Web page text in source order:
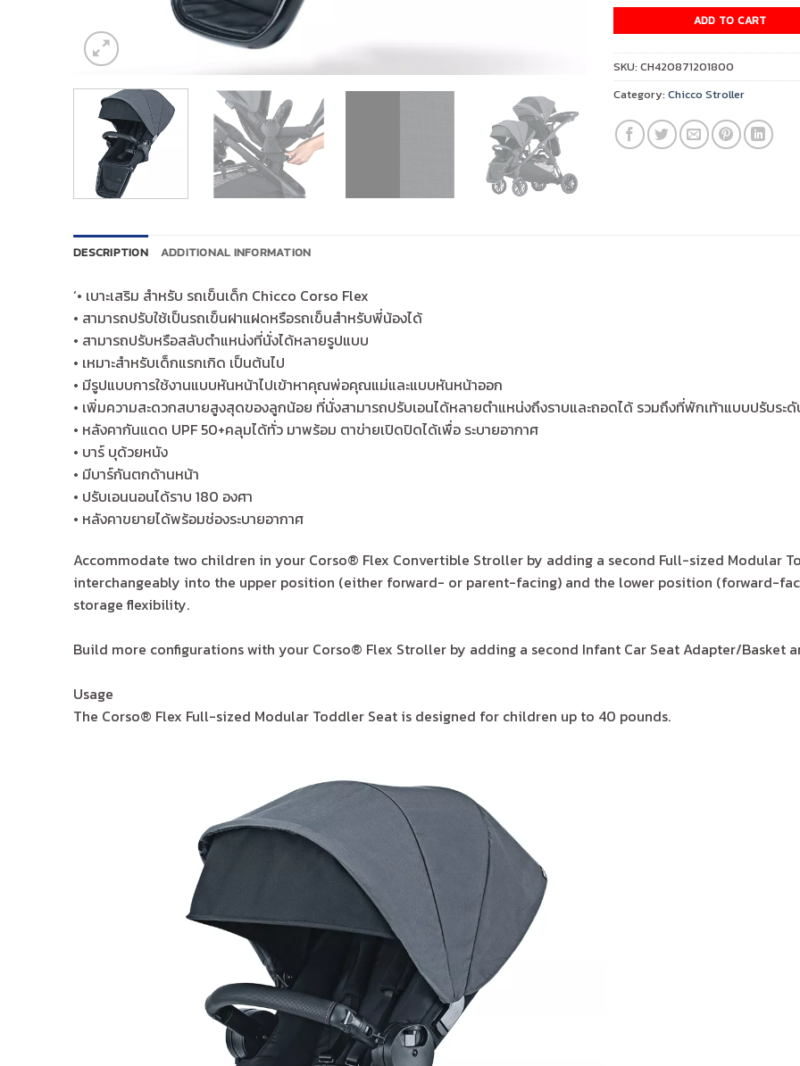
ADD TO CART
SKU: CH420871201800
Category: Chicco Stroller
DESCRIPTION ADDITIONAL INFORMATION
‘• เบาะเสริม สำหรับ รถเข็นเด็ก Chicco Corso Flex
• สามารถปรับใช้เป็นรถเข็นฝาแฝดหรือรถเข็นสำหรับพี่น้องได้
• สามารถปรับหรือสลับตำแหน่งที่นั่งได้หลายรูปแบบ
• เหมาะสำหรับเด็กแรกเกิด เป็นต้นไป
• มีรูปแบบการใช้งานแบบหันหน้าไปเข้าหาคุณพ่อคุณแม่และแบบหันหน้าออก
• เพิ่มความสะดวกสบายสูงสุดของลูกน้อย ที่นั่งสามารถปรับเอนได้หลายตำแหน่งถึงราบและถอดได้ รวมถึงที่พักเท้าแบบปรับระ
• หลังคากันแดด UPF 50+คลุมได้ทั่ว มาพร้อม ตาข่ายเปิดปิดได้เพื่อ ระบายอากาศ
• บาร์ บุด้วยหนัง
• มีบาร์กันตกด้านหน้า
• ปรับเอนนอนได้ราบ 180 องศา
• หลังคาขยายได้พร้อมช่องระบายอากาศ
Accommodate two children in your Corso® Flex Convertible Stroller by adding a second Full-sized Modular
interchangeably into the upper position (either forward- or parent-facing) and the lower position (forward-
storage flexibility.
Build more configurations with your Corso® Flex Stroller by adding a second Infant Car Seat Adapter/Basket
Usage
The Corso® Flex Full-sized Modular Toddler Seat is designed for children up to 40 pounds.